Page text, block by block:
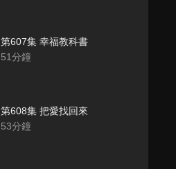
第607集 幸福教科書
51分鐘
第608集 把愛找回來
53分鐘